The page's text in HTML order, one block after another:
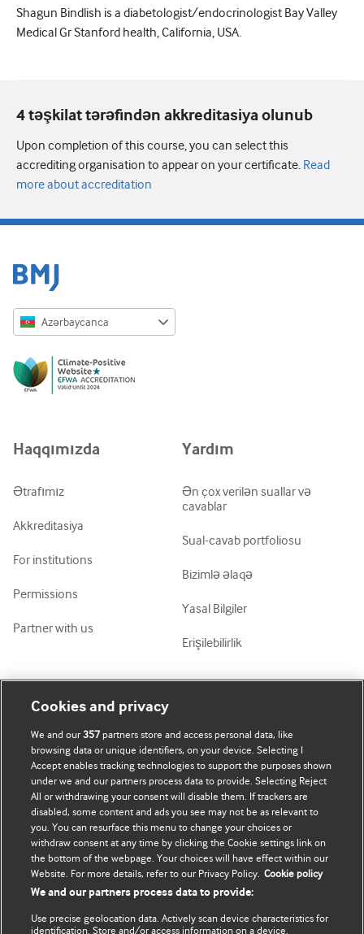
Shagun Bindlish is a diabetologist/endocrinologist Bay Valley
Medical Gr Stanford health, California, USA.
4 təşkilat tərəfindən akkreditasiya olunub
Upon completion of this course, you can select this
accrediting organisation to appear on your certificate. Read
more about accreditation
Azərbaycanca
Русский
ქართული
Haqqımızda
Ətrafımız
Akkreditasiya
For institutions
Permissions
Partner with us
Yardım
Ən çox verilən suallar və
cavablar
Sual-cavab portfoliosu
Bizimlə əlaqə
Yasal Bilgiler
Erişilebilirlik
Mənim Hesabım
Abunə ol
Məlumatlarımı yenilə
BMJ company
BMJ Best Practice
BMJ Masterclasses
BMJ onExamination
BMJ Portfolio
Cookies and privacy
We and our357 partners store and access personal data, like
browsing data or unique identifiers, on your device. Selecting I
Accept enables tracking technologies to support the purposes shown
under we and our partners process data to provide. Selecting Reject
All or withdrawing your consent will disable them. If trackers are
disabled, some content and ads you see may not be as relevant to
you. You can resurface this menu to change your choices or
withdraw consent at any time by clicking the Cookie settings link on
the bottom of the webpage. Your choices will have effect within our
Website. For more details, refer to our Privacy Policy. Cookie policy
We and our partners process data to provide:
Use precise geolocation data. Actively scan device characteristics for
identification. Store and/or access information on a device.